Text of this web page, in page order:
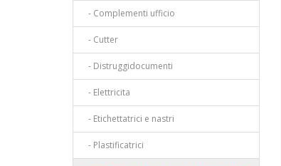
- Complementi ufficio
- Cutter
- Distruggidocumenti
- Elettricita
- Etichettatrici e nastri
- Plastificatrici